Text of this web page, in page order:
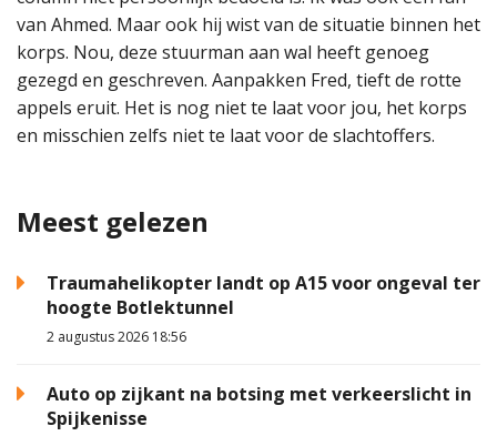
van Ahmed. Maar ook hij wist van de situatie binnen het
korps. Nou, deze stuurman aan wal heeft genoeg
gezegd en geschreven. Aanpakken Fred, tieft de rotte
appels eruit. Het is nog niet te laat voor jou, het korps
en misschien zelfs niet te laat voor de slachtoffers.
Meest gelezen
Traumahelikopter landt op A15 voor ongeval ter
hoogte Botlektunnel
2 augustus 2026 18:56
Auto op zijkant na botsing met verkeerslicht in
Spijkenisse